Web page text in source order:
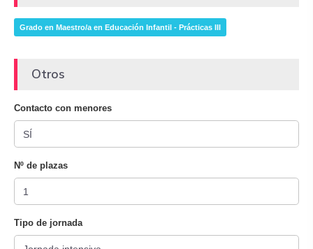
Grado en Maestro/a en Educación Infantil - Prácticas III
Otros
Contacto con menores
Nº de plazas
Tipo de jornada